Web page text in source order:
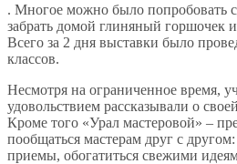
. Многое можно было попробовать
забрать домой глиняный горшочек
Всего за 2 дня выставки было
классов.
Несмотря на ограниченное время,
удовольствием рассказывали о
Кроме того «Урал мастеровой» –
пообщаться мастерам друг с
приемы, обогатиться свежими